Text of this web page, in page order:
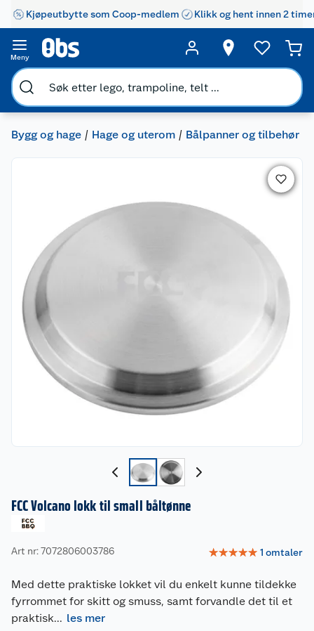
Kjøpeutbytte som Coop-medlem Klikk og hent innen 2
Meny
Bygg og hage Hage og uterom Bålpanner og tilbehør
FCC Volcano lokk til small båltønne
Art nr: 7072806003786 ☆☆☆☆☆ 1 omtaler
Med dette praktiske lokket vil du enkelt kunne tildekke
fyrrommet for skitt og smuss, samt forvandle det til et
praktisk... les mer